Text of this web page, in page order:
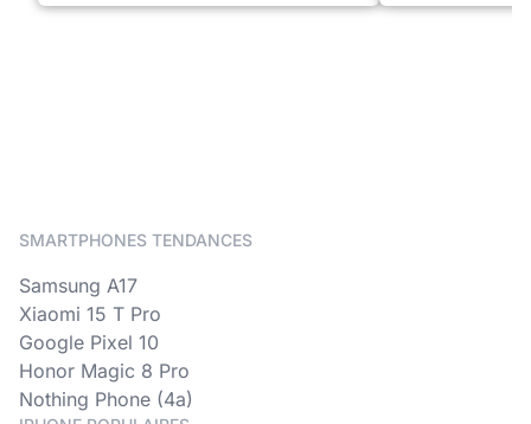
SMARTPHONES TENDANCES
Samsung A17
Xiaomi 15 T Pro
Google Pixel 10
Honor Magic 8 Pro
Nothing Phone (4a)